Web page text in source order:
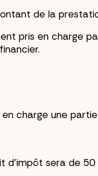
de la
pris en charge
charge une
d'impôt sera de 50